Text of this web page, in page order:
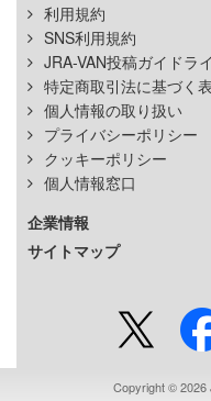
利用規約
SNS利用規約
JRA-VAN投稿ガイドラ
特定商取引法に基づく
個人情報の取り扱い
プライバシーポリシー
クッキーポリシー
個人情報窓口
企業情報
サイトマップ
Copyright © 2026